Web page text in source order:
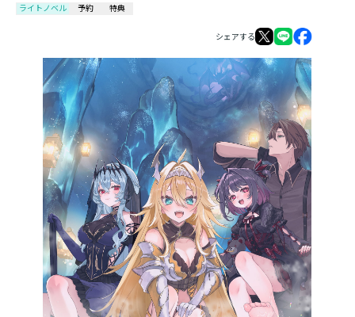
ライトノベル 予約 特典
シェアする